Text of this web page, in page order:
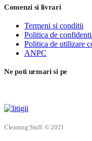
Comenzi si livrari
Termeni si conditii
Politica de
Politica de utilizare
ANPC
Ne poti urmari si pe
Cleaning Stuff. © 2021